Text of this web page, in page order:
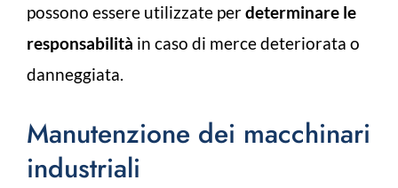
possono essere utilizzate perdeterminare le
responsabilità in caso di merce deteriorata o
danneggiata.
Manutenzione dei macchinari
industriali